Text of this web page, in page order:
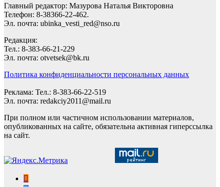
Главный редактор: Мазурова Наталья Викторовна
Телефон: 8-38366-22-462.
Эл. почта: ubinka_vesti_red@nso.ru
Редакция:
Тел.: 8-383-66-21-229
Эл. почта: otvetsek@bk.ru
Политика конфиденциальности персональных данных
Реклама: Тел.: 8-383-66-22-519
Эл. почта: redakciy2011@mail.ru
При полном или частичном использовании материалов,
опубликованных на сайте, обязательна активная гиперссылка
на сайт.